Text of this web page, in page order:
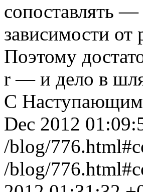
сопоставлять
зависимости
Поэтому
r — и дело в
С Наступающим
Dec 2012
/blog/
/blog/